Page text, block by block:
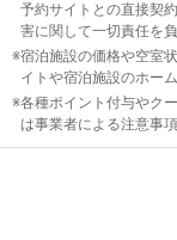
予約サイトとの直接契
害に関して一切責任を
宿泊施設の価格や空室
イトや宿泊施設のホー
各種ポイント付与やク
は事業者による注意事